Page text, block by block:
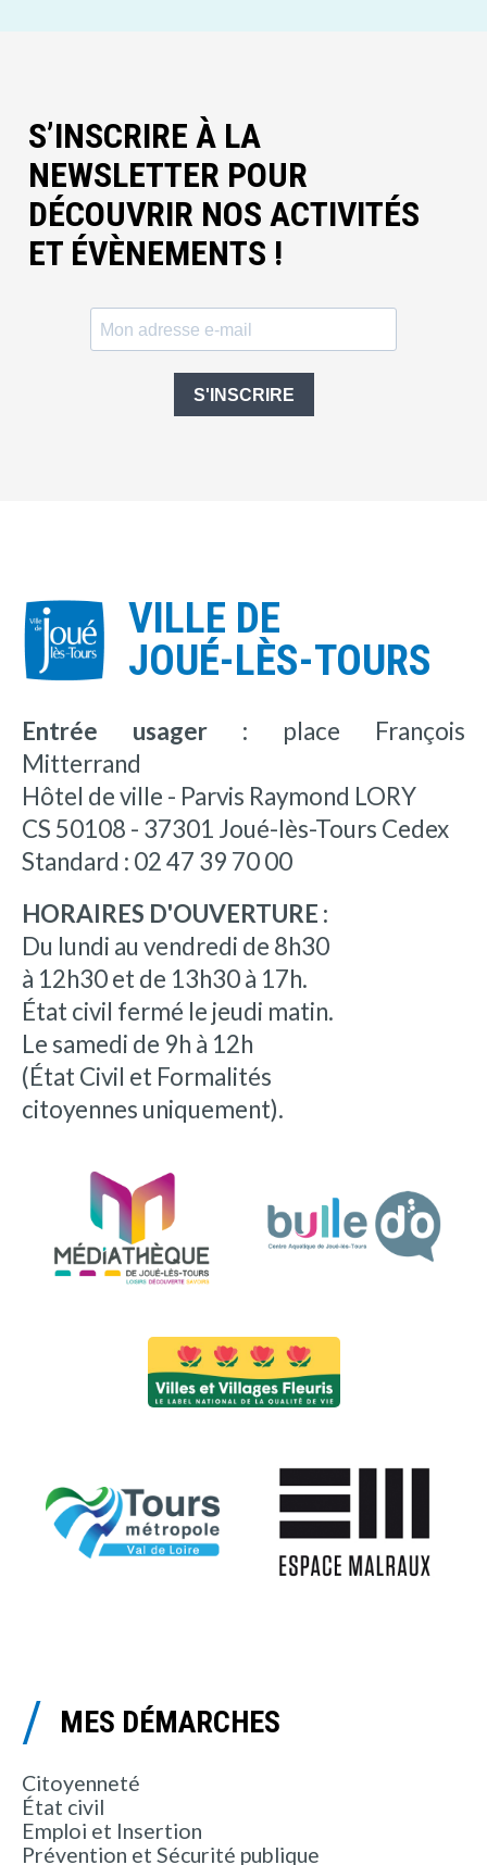
S’INSCRIRE À LA
NEWSLETTER POUR
DÉCOUVRIR NOS ACTIVITÉS
ET ÉVÈNEMENTS !
S'INSCRIRE
VILLE DE
JOUÉ-LÈS-TOURS
Entrée usager : place François
Mitterrand
Hôtel de ville - Parvis Raymond LORY
CS 50108 - 37301 Joué-lès-Tours Cedex
Standard : 02 47 39 70 00
HORAIRES D'OUVERTURE :
Du lundi au vendredi de 8h30
à 12h30 et de 13h30 à 17h.
État civil fermé le jeudi matin.
Le samedi de 9h à 12h
(État Civil et Formalités
citoyennes uniquement).
MES DÉMARCHES
Citoyenneté
État civil
Emploi et Insertion
Prévention et Sécurité publique